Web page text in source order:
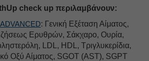
check up περιλαμβάνουν:
: Γενική Εξέταση Αίματος,
Ερυθρών, Σάκχαρο, Ουρία,
LDL, HDL, Τριγλυκερίδια,
Οξύ Αίματος, SGOT (AST), SGPT